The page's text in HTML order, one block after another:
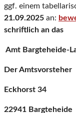
ggf. einem
21.09.2025 an:
schriftlich an das
Amt Bargteheide-
Der Amtsvorsteher
Eckhorst 34
22941 Bargteheide